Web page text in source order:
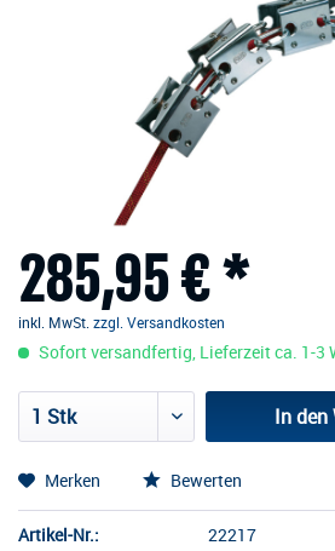
285,95 € *
inkl. MwSt. zzgl. Versandkosten
Sofort versandfertig, Lieferzeit ca. 1-3
In den
Merken Bewerten
Artikel-Nr.:
22217